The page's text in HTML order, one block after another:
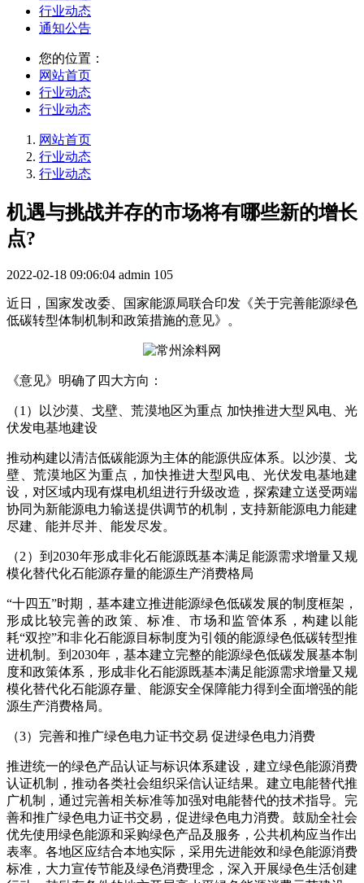
行业动态
通知公告
您的位置：
网站首页
行业动态
行业动态
网站首页
行业动态
行业动态
机遇与挑战并存的市场将有哪些新的增长
点?
2022-02-18 09:06:04 admin 105
近日，国家发改委、国家能源局联合印发《关于完善能源绿色
低碳转型体制机制和政策措施的意见》。
《意见》明确了四大方向：
（1）以沙漠、戈壁、荒漠地区为重点 加快推进大型风电、光
伏发电基地建设
推动构建以清洁低碳能源为主体的能源供应体系。以沙漠、戈
壁、荒漠地区为重点，加快推进大型风电、光伏发电基地建
设，对区域内现有煤电机组进行升级改造，探索建立送受两端
协同为新能源电力输送提供调节的机制，支持新能源电力能建
尽建、能并尽并、能发尽发。
（2）到2030年形成非化石能源既基本满足能源需求增量又规
模化替代化石能源存量的能源生产消费格局
“十四五”时期，基本建立推进能源绿色低碳发展的制度框架，
形成比较完善的政策、标准、市场和监管体系，构建以能
耗“双控”和非化石能源目标制度为引领的能源绿色低碳转型推
进机制。到2030年，基本建立完整的能源绿色低碳发展基本制
度和政策体系，形成非化石能源既基本满足能源需求增量又规
模化替代化石能源存量、能源安全保障能力得到全面增强的能
源生产消费格局。
（3）完善和推广绿色电力证书交易 促进绿色电力消费
推进统一的绿色产品认证与标识体系建设，建立绿色能源消费
认证机制，推动各类社会组织采信认证结果。建立电能替代推
广机制，通过完善相关标准等加强对电能替代的技术指导。完
善和推广绿色电力证书交易，促进绿色电力消费。鼓励全社会
优先使用绿色能源和采购绿色产品及服务，公共机构应当作出
表率。各地区应结合本地实际，采用先进能效和绿色能源消费
标准，大力宣传节能及绿色消费理念，深入开展绿色生活创建